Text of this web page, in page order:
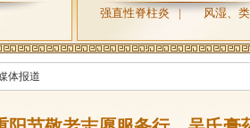
强直性脊柱炎 | 风湿、
体报道